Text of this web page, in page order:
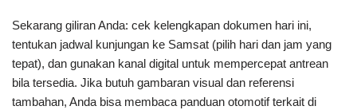
Sekarang giliran Anda: cek kelengkapan dokumen hari ini,
tentukan jadwal kunjungan ke Samsat (pilih hari dan jam yang
tepat), dan gunakan kanal digital untuk mempercepat antrean
bila tersedia. Jika butuh gambaran visual dan referensi
tambahan, Anda bisa membaca panduan otomotif terkait di